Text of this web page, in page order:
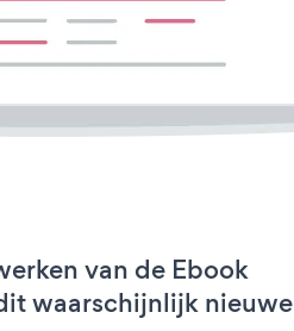
van de Ebook
waarschijnlijk nieuwe